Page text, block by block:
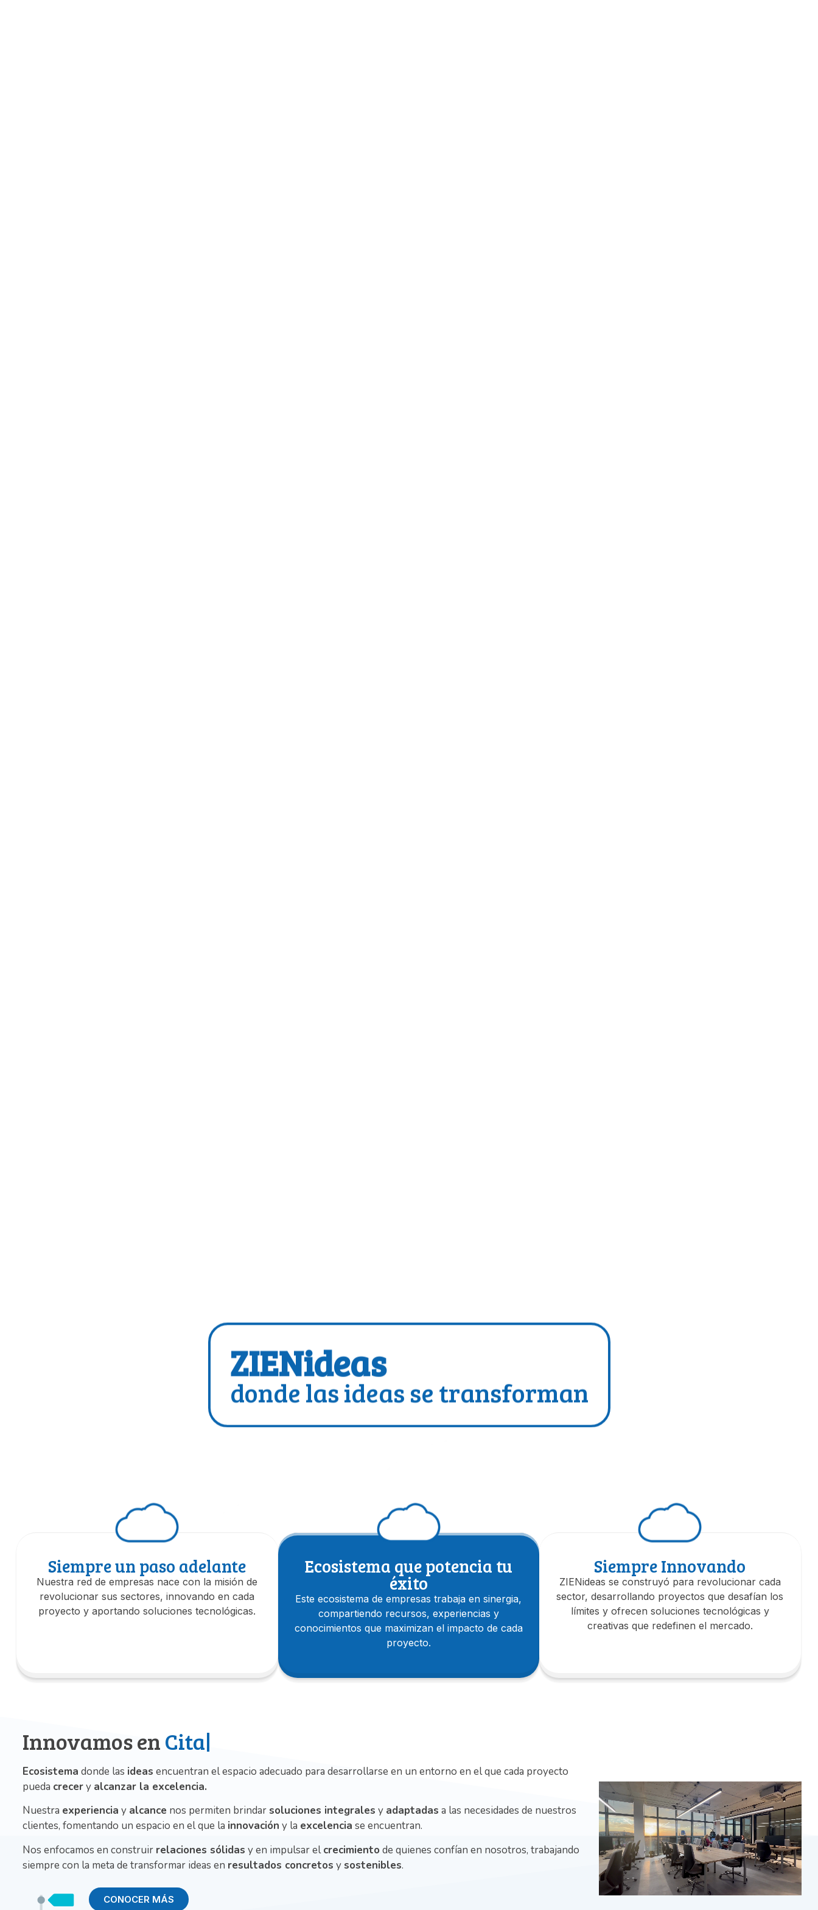
ZIENideas
donde las ideas se transforman
Siempre un paso adelante
Nuestra red de empresas nace con la misión de
revolucionar sus sectores, innovando en cada
proyecto y aportando soluciones tecnológicas.
Ecosistema que potencia tu
éxito
Este ecosistema de empresas trabaja en sinergia,
compartiendo recursos, experiencias y
conocimientos que maximizan el impacto de cada
proyecto.
Siempre Innovando
ZIENideas se construyó para revolucionar cada
sector, desarrollando proyectos que desafían los
límites y ofrecen soluciones tecnológicas y
creativas que redefinen el mercado.
Innovamos enCitas Comer
Ecosistema donde las ideas encuentran el espacio adecuado para desarrollarse en un entorno en el que cada proyecto
pueda crecery alcanzar la excelencia.
Nuestra experiencia y alcance nos permiten brindarsoluciones integrales y adaptadas a las necesidades de nuestros
clientes, fomentando un espacio en el que la innovación y la excelencia se encuentran.
Nos enfocamos en construir relaciones sólidas y en impulsar elcrecimiento de quienes confían en nosotros, trabajando
siempre con la meta de transformar ideas en resultados concretos ysostenibles.
CONOCER MÁS